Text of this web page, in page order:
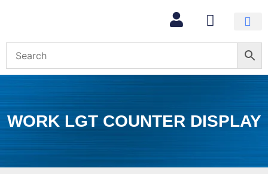
WORK LGT COUNTER DISPLAY